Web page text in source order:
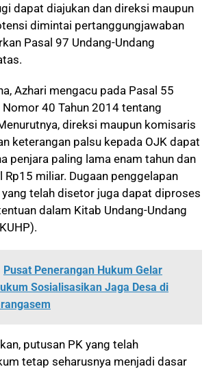
dapat diajukan dan direksi maupun
dimintai pertanggungjawaban
Pasal 97 Undang-Undang
Azhari mengacu pada Pasal 55
Nomor 40 Tahun 2014 tentang
direksi maupun komisaris
keterangan palsu kepada OJK dapat
penjara paling lama enam tahun dan
miliar. Dugaan penggelapan
telah disetor juga dapat diproses
dalam Kitab Undang-Undang
Pusat Penerangan Hukum Gelar
Sosialisasikan Jaga Desa di
putusan PK yang telah
tetap seharusnya menjadi dasar